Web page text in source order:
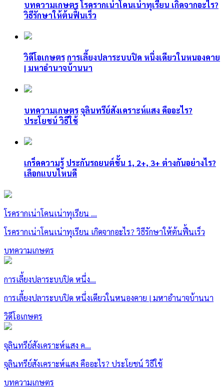
บทความเกษตรโรครากเน่าโคนเน่าทุเรียน เกิดจากอะไร?
วิธีรักษาให้ต้นฟื้นเร็ว
วิดีโอเกษตรการเลี้ยงปลาระบบปิด หนึ่งเดียวในหนองคาย
| มหาอำนาจบ้านนา
บทความเกษตรจุลินทรีย์สังเคราะห์แสง คืออะไร?
ประโยชน์ วิธีใช้
เกร็ดความรู้ ประกันรถยนต์ชั้น 1, 2+, 3+ ต่างกันอย่างไร?
เลือกแบบไหนดี
โรครากเน่าโคนเน่าทุเรียน ...
โรครากเน่าโคนเน่าทุเรียน เกิดจากอะไร? วิธีรักษาให้ต้นฟื้นเร็ว
บทความเกษตร
การเลี้ยงปลาระบบปิด หนึ่ง...
การเลี้ยงปลาระบบปิด หนึ่งเดียวในหนองคาย | มหาอำนาจบ้านนา
วิดีโอเกษตร
จุลินทรีย์สังเคราะห์แสง ค...
จุลินทรีย์สังเคราะห์แสง คืออะไร? ประโยชน์ วิธีใช้
บทความเกษตร